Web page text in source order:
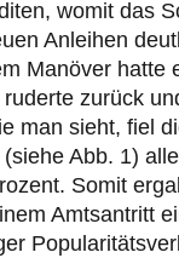
womit das
Anleihen
Manöver hatte
zurück
man sieht, fiel
Abb. 1)
Somit
Amtsantritt